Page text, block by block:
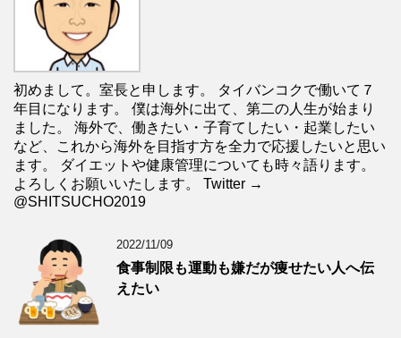
初めまして。室長と申します。 タイバンコクで働いて７
年目になります。 僕は海外に出て、第二の人生が始まり
ました。 海外で、働きたい・子育てしたい・起業したい
など、これから海外を目指す方を全力で応援したいと思い
ます。 ダイエットや健康管理についても時々語ります。
よろしくお願いいたします。 Twitter →
@SHITSUCHO2019
2022/11/09
食事制限も運動も嫌だが痩せたい人へ伝
えたい